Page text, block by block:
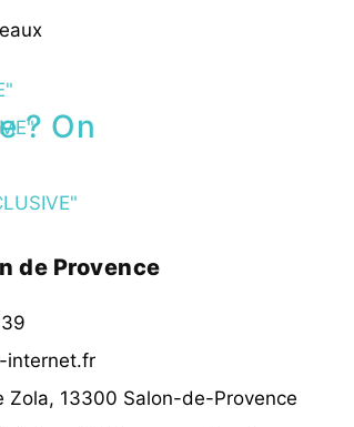
? On
de Provence
internet.fr
Zola, 13300 Salon-de-Provence